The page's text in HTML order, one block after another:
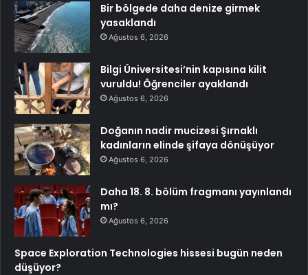
Bir bölgede daha denize girmek
yasaklandı
Ağustos 6, 2026
Bilgi Üniversitesi’nin kapısına kilit
vuruldu! Öğrenciler ayaklandı
Ağustos 6, 2026
Doğanın nadir mucizesi Şırnaklı
kadınların elinde şifaya dönüşüyor
Ağustos 6, 2026
Daha 18. 8. bölüm fragmanı yayınlandı
mı?
Ağustos 6, 2026
Space Exploration Technologies hissesi bugün neden
düşüyor?